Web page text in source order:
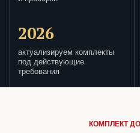
2026
актуализируем комплекты
под действующие
требования
КОМПЛЕКТ